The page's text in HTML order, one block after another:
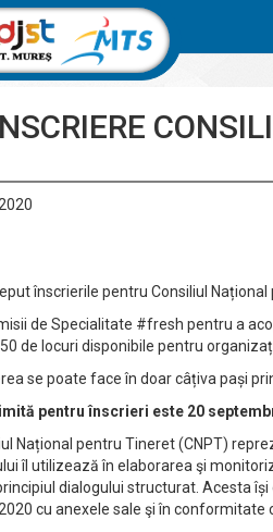
înscrierile pentru Consiliul Național
de Specialitate #fresh pentru a
de locuri disponibile pentru
se poate face în doar câțiva pași
pentru înscrieri este 20
Național pentru Tineret (CNPT)
îl utilizează în elaborarea şi
dialogului structurat. Acesta
cu anexele sale şi în